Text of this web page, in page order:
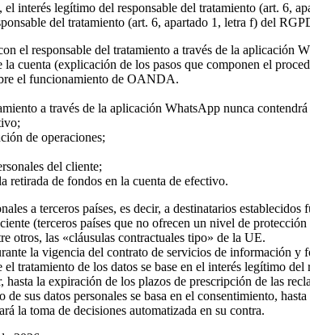
interés legítimo del responsable del tratamiento (art. 6,
del tratamiento (art. 6, apartado 1, letra f) del
el responsable del tratamiento a través de la aplicación
la cuenta (explicación de los pasos que componen el
el funcionamiento de OANDA.
a través de la aplicación WhatsApp nunca
de operaciones;
del cliente;
retirada de fondos en la cuenta de efectivo.
a terceros países, es decir, a destinatarios
(terceros países que no ofrecen un nivel de
otros, las «cláusulas contractuales tipo» de la UE.
la vigencia del contrato de servicios de información
tratamiento de los datos se base en el interés legítimo
la expiración de los plazos de prescripción de las
sus datos personales se basa en el consentimiento,
la toma de decisiones automatizada en su contra.